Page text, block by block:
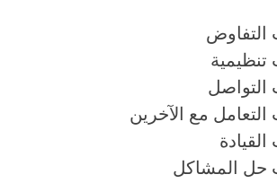
التفاوض
تنظيمية
التواصل
التعامل مع الآخرين
حل المشاكل